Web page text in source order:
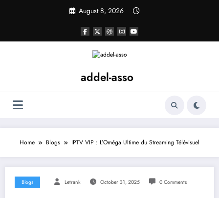
August 8, 2026
addel-asso
Home Blogs IPTV VIP : L’Oméga Ultime du Streaming Télévisuel
Blogs Letrank October 31, 2025 0 Comments